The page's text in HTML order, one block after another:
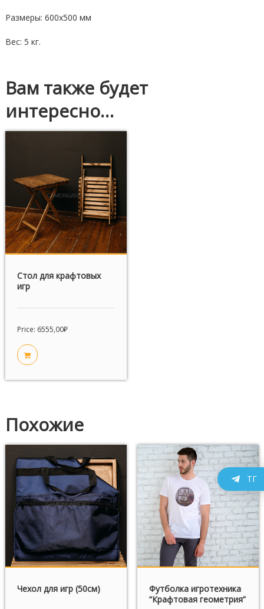
Размеры: 600х500 мм
Вес: 5 кг.
Вам также будет
интересно…
Стол для крафтовых
игр
Price: 6555,00₽
Похожие
Чехол для игр (50см)
Футболка игротехника
“Крафтовая геометрия”
ТГ